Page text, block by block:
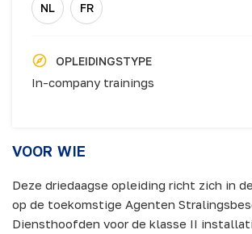
VOOR WIE
Deze driedaagse opleiding richt zich in
op de toekomstige Agenten
Diensthoofden voor de klasse II
NL FR
OPLEIDINGSTYPE
In-company trainings